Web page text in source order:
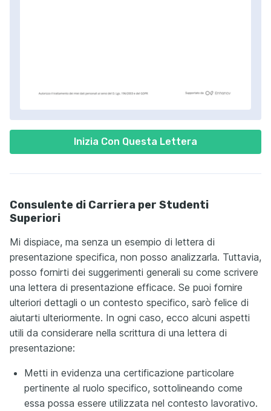
Inizia Con Questa Lettera
Consulente di Carriera per Studenti
Superiori
Mi dispiace, ma senza un esempio di lettera di
presentazione specifica, non posso analizzarla. Tuttavia,
posso fornirti dei suggerimenti generali su come scrivere
una lettera di presentazione efficace. Se puoi fornire
ulteriori dettagli o un contesto specifico, sarò felice di
aiutarti ulteriormente. In ogni caso, ecco alcuni aspetti
utili da considerare nella scrittura di una lettera di
presentazione:
Metti in evidenza una certificazione particolare
pertinente al ruolo specifico, sottolineando come
essa possa essere utilizzata nel contesto lavorativo.